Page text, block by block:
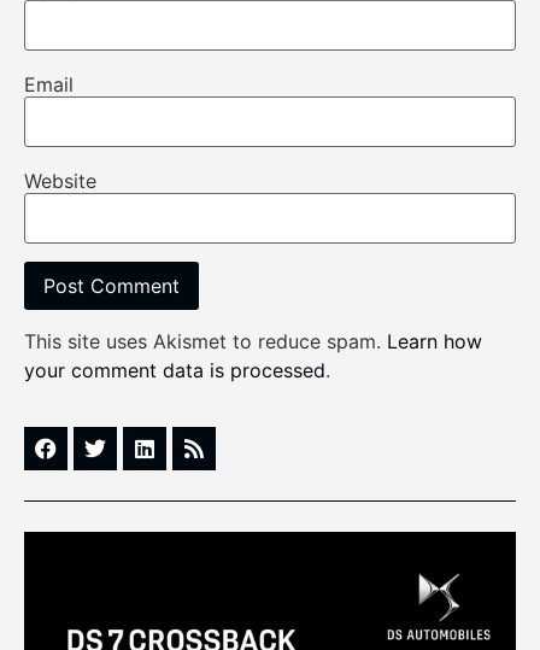
Email
Website
This site uses Akismet to reduce spam. Learn how
your comment data is processed.